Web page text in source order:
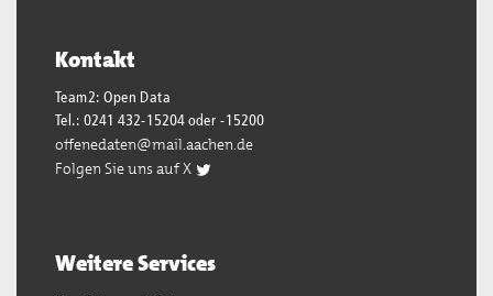
Kontakt
Team2: Open Data
Tel.: 0241 432-15204 oder -15200
offenedaten@mail.aachen.de
Folgen Sie uns auf X
Weitere Services